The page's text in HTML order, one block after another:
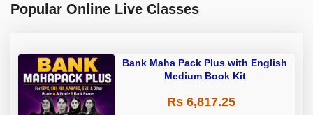
Popular Online Live Classes
Bank Maha Pack Plus with English
Medium Book Kit
Rs 6,817.25